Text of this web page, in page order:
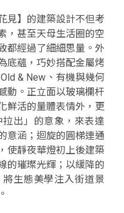
見】的建築設計不但考
，甚至天母生活圈的空
都經過了細細思量。外
底蘊，巧妙搭配金屬烤
& New、有機與幾何
動。正立面以玻璃欄杆
鮮活的量體表情外，更
出」的意象，來表達
意涵；迴旋的圓梯連通
使靜夜華燈初上後建築
的璀璨光輝；以緩降的
生態美學注入街道景